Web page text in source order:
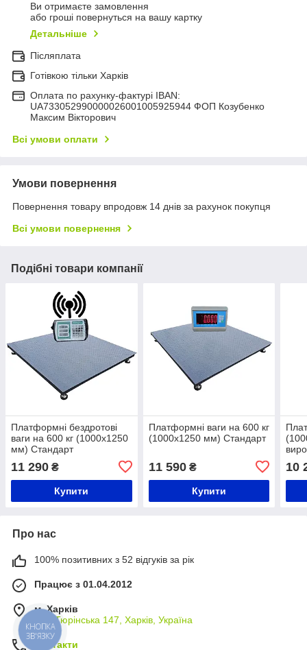
Ви отримаєте замовлення
або гроші повернуться на вашу картку
Детальніше
Післяплата
Готівкою тільки Харків
Оплата по рахунку-фактурі IBAN:
UA733052990000026001005925944 ФОП Козубенко
Максим Вікторович
Всі умови оплати
Умови повернення
Повернення товару впродовж 14 днів за рахунок покупця
Всі умови повернення
Подібні товари компанії
Платформні бездротові
ваги на 600 кг (1000х1250
мм) Стандарт
11 290 ₴
Купити
Платформні ваги на 600 кг
(1000х1250 мм) Стандарт
11 590₴
Купити
10
Про нас
100% позитивних з 52 відгуків за рік
Працює з 01.04.2012
м. Харків
вул. Тюрінська 147, Харків, Україна
Контакти
КНОПКА
ЗВ'ЯЗКУ